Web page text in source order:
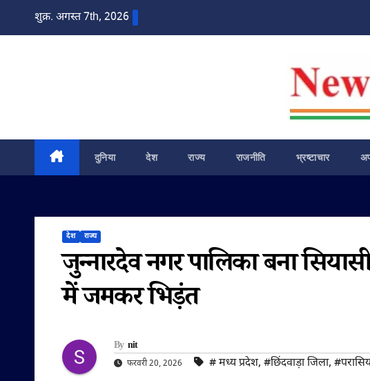
शुक्र. अगस्त 7th, 2026
दुनिया देश राज्य राजनीति भ्रष्टाचार
देश राज्य
जुन्नारदेव नगर पालिका बना
में जमकर भिड़ंत
By nit
फरवरी 20, 2026 #‌ मध्य प्रदेश, #छिंदवाड़ा जिला,